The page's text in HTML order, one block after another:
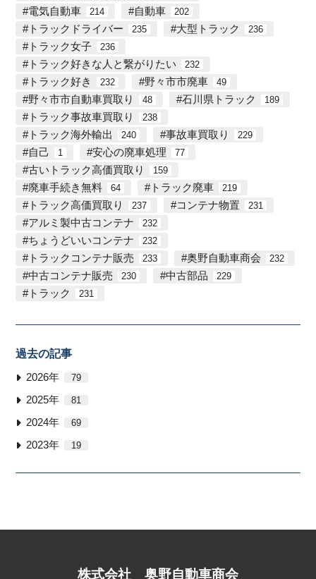
電気自動車 214 自動車 202
トラックドライバー 235 大型トラック 236
トラック女子 236
トラック好きな人と繋がりたい 232
トラック好き 232 野々市市廃車 49
野々市市自動車買取り 48 石川県トラック 189
トラック事故車買取り 238
トラック海外輸出 240 事故車買取り 229
自己 1 安心の廃車処理 77
古いトラック高価買取り 159
廃車手続き無料 64 トラック廃車 219
トラック高価買取り 237 コンテナ物置 231
アルミ製中古コンテナ 232
ちょうどいいコンテナ 232
トラックコンテナ販売 233 奥野自動車商会 232
中古コンテナ販売 230 中古部品 229
トラック 231
過去の記事
2026年 79
2025年 81
2024年 69
2023年 19
株式会社 奥野自動車商会